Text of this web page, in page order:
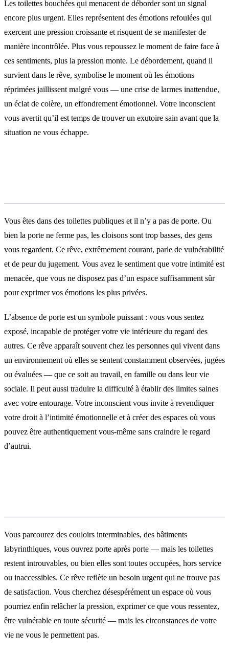
Les toilettes bouchées qui menacent de déborder sont un signal
encore plus urgent. Elles représentent des émotions refoulées qui
exercent une pression croissante et risquent de se manifester de
manière incontrôlée. Plus vous repoussez le moment de faire face à
ces sentiments, plus la pression monte. Le débordement, quand il
survient dans le rêve, symbolise le moment où les émotions
réprimées jaillissent malgré vous — une crise de larmes inattendue,
un éclat de colère, un effondrement émotionnel. Votre inconscient
vous avertit qu’il est temps de trouver un exutoire sain avant que la
situation ne vous échappe.
Vous êtes dans des toilettes publiques et il n’y a pas de porte. Ou
bien la porte ne ferme pas, les cloisons sont trop basses, des gens
vous regardent. Ce rêve, extrêmement courant, parle de vulnérabilité
et de peur du jugement. Vous avez le sentiment que votre intimité est
menacée, que vous ne disposez pas d’un espace suffisamment sûr
pour exprimer vos émotions les plus privées.
L’absence de porte est un symbole puissant : vous vous sentez
exposé, incapable de protéger votre vie intérieure du regard des
autres. Ce rêve apparaît souvent chez les personnes qui vivent dans
un environnement où elles se sentent constamment observées, jugées
ou évaluées — que ce soit au travail, en famille ou dans leur vie
sociale. Il peut aussi traduire la difficulté à établir des limites saines
avec votre entourage. Votre inconscient vous invite à revendiquer
votre droit à l’intimité émotionnelle et à créer des espaces où vous
pouvez être authentiquement vous-même sans craindre le regard
d’autrui.
Vous parcourez des couloirs interminables, des bâtiments
labyrinthiques, vous ouvrez porte après porte — mais les toilettes
restent introuvables, ou bien elles sont toutes occupées, hors service
ou inaccessibles. Ce rêve reflète un besoin urgent qui ne trouve pas
de satisfaction. Vous cherchez désespérément un espace où vous
pourriez enfin relâcher la pression, exprimer ce que vous ressentez,
être vulnérable en toute sécurité — mais les circonstances de votre
vie ne vous le permettent pas.